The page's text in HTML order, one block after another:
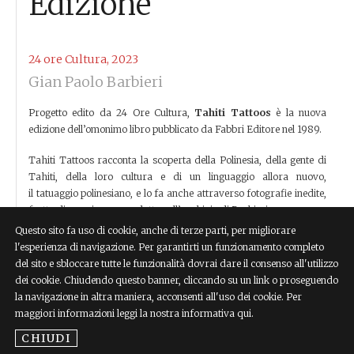
24 ore Cultura, 2023
Gian Paolo Barbieri
Progetto edito da 24 Ore Cultura, Tahiti Tattoos è la nuova
edizione dell’omonimo libro pubblicato da Fabbri Editore nel 1989.
Tahiti Tattoos racconta la scoperta della Polinesia, della gente di
Tahiti, della loro cultura e di un linguaggio allora nuovo,
il tatuaggio polinesiano, e lo fa anche attraverso fotografie inedite,
frutto di una ricerca condotta nell’archivio di Barbieri.
24 ORE Cultura ha ripubblicato questo grande volume, da tempo
esaurito e divenuto oggetto di culto per collezionisti e appassionati.
[easy-social-share]
Questo sito fa uso di cookie, anche di terze parti, per migliorare
l'esperienza di navigazione. Per garantirti un funzionamento completo
del sito e sbloccare tutte le funzionalità dovrai dare il consenso all'utilizzo
dei cookie. Chiudendo questo banner, cliccando su un link o proseguendo
la navigazione in altra maniera, acconsenti all'uso dei cookie. Per
maggiori informazioni leggi la nostra informativa qui.
CHIUDI